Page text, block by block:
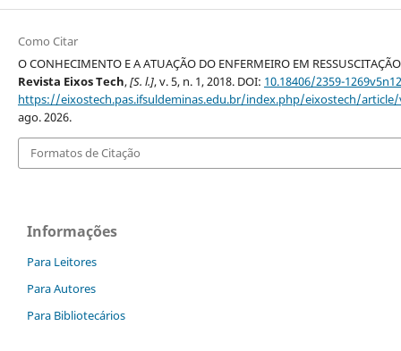
Como Citar
O CONHECIMENTO E A ATUAÇÃO DO ENFERMEIRO EM
Revista Eixos Tech,[S. l.], v. 5, n. 1, 2018. DOI: 10.18406/2359-
https://eixostech.pas.ifsuldeminas.edu.br/index.php/eixostech/
ago. 2026.
Formatos de Citação
Informações
Para Leitores
Para Autores
Para Bibliotecários